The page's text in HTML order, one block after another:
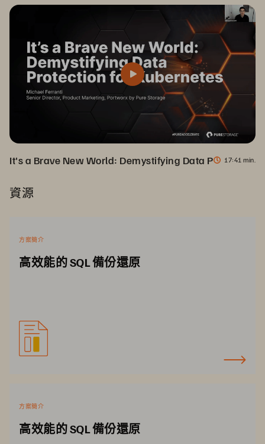
It's a Brave New World: Demystifying Data Protection
17 41 min.
資源
方案簡介
高效能的 SQL 備份還原
方案簡介
高效能的 SQL 備份還原